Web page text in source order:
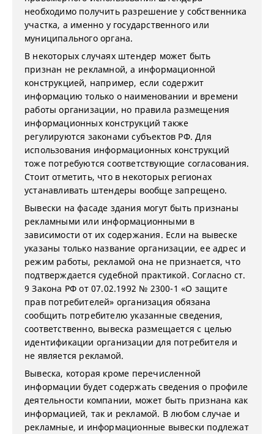
необходимо получить разрешение у собственника
участка, а именно у государственного или
муниципального органа.
В некоторых случаях штендер может быть
признан не рекламной, а информационной
конструкцией, например, если содержит
информацию только о наименовании и времени
работы организации, но правила размещения
информационных конструкций также
регулируются законами субъектов РФ. Для
использования информационных конструкций
тоже потребуются соответствующие согласования.
Стоит отметить, что в некоторых регионах
устанавливать штендеры вообще запрещено.
Вывески на фасаде здания могут быть признаны
рекламными или информационными в
зависимости от их содержания. Если на вывеске
указаны только название организации, ее адрес и
режим работы, рекламой она не признается, что
подтверждается судебной практикой. Согласно ст.
9 Закона РФ от 07.02.1992 № 2300-1 «О защите
прав потребителей» организация обязана
сообщить потребителю указанные сведения,
соответственно, вывеска размещается с целью
идентификации организации для потребителя и
не является рекламой.
Вывеска, которая кроме перечисленной
информации будет содержать сведения о профиле
деятельности компании, может быть признана как
информацией, так и рекламой. В любом случае и
рекламные, и информационные вывески подлежат